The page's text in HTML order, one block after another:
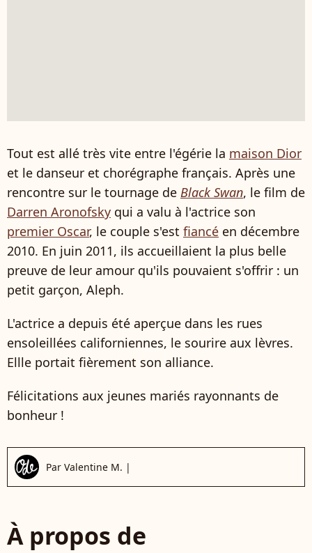
Tout est allé très vite entre l'égérie la maison Dior
et le danseur et chorégraphe français. Après une
rencontre sur le tournage de Black Swan, le film de
Darren Aronofsky qui a valu à l'actrice son
premier Oscar, le couple s'est fiancé en décembre
2010. En juin 2011, ils accueillaient la plus belle
preuve de leur amour qu'ils pouvaient s'offrir : un
petit garçon, Aleph.
L'actrice a depuis été aperçue dans les rues
ensoleillées californiennes, le sourire aux lèvres.
Ellle portait fièrement son alliance.
Félicitations aux jeunes mariés rayonnants de
bonheur !
Par Valentine M. |
À propos de